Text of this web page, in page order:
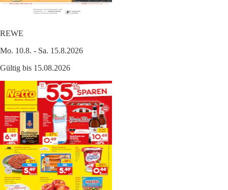
REWE
Mo. 10.8. - Sa. 15.8.2026
Gültig bis 15.08.2026